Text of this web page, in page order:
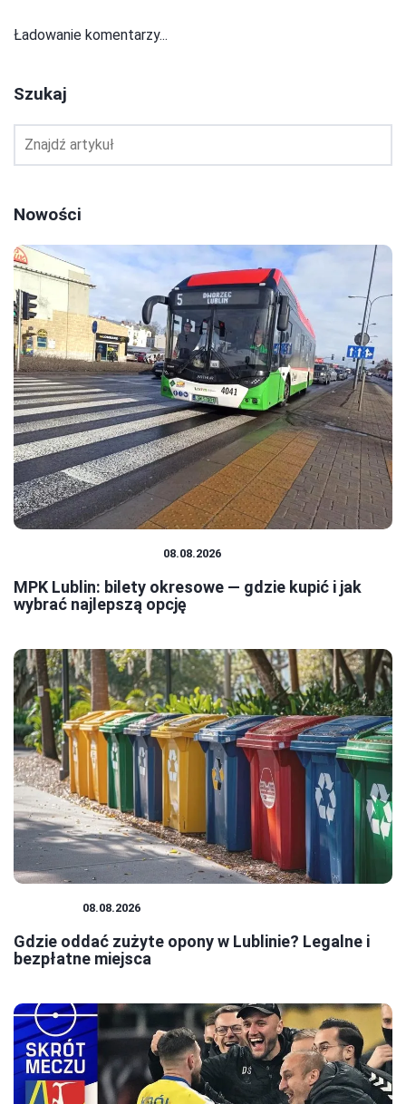
Ładowanie komentarzy...
Szukaj
Nowości
08.08.2026
MPK Lublin: bilety okresowe — gdzie kupić i jak
wybrać najlepszą opcję
08.08.2026
Gdzie oddać zużyte opony w Lublinie? Legalne i
bezpłatne miejsca